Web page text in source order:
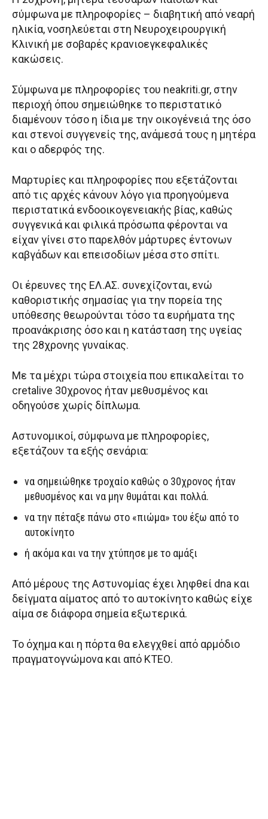
σύμφωνα με πληροφορίες – διαβητική από νεαρή
ηλικία, νοσηλεύεται στη Νευροχειρουργική
Κλινική με σοβαρές κρανιοεγκεφαλικές
κακώσεις.
Σύμφωνα με πληροφορίες του neakriti.gr, στην
περιοχή όπου σημειώθηκε το περιστατικό
διαμένουν τόσο η ίδια με την οικογένειά της όσο
και στενοί συγγενείς της, ανάμεσά τους η μητέρα
και ο αδερφός της.
Μαρτυρίες και πληροφορίες που εξετάζονται
από τις αρχές κάνουν λόγο για προηγούμενα
περιστατικά ενδοοικογενειακής βίας, καθώς
συγγενικά και φιλικά πρόσωπα φέρονται να
είχαν γίνει στο παρελθόν μάρτυρες έντονων
καβγάδων και επεισοδίων μέσα στο σπίτι.
Οι έρευνες της ΕΛ.ΑΣ. συνεχίζονται, ενώ
καθοριστικής σημασίας για την πορεία της
υπόθεσης θεωρούνται τόσο τα ευρήματα της
προανάκρισης όσο και η κατάσταση της υγείας
της 28χρονης γυναίκας.
Με τα μέχρι τώρα στοιχεία που επικαλείται το
cretalive 30χρονος ήταν μεθυσμένος και
οδηγούσε χωρίς δίπλωμα.
Αστυνομικοί, σύμφωνα με πληροφορίες,
εξετάζουν τα εξής σενάρια:
να σημειώθηκε τροχαίο καθώς ο 30χρονος ήταν
μεθυσμένος και να μην θυμάται και πολλά.
να την πέταξε πάνω στο «πιώμα» του έξω από το
αυτοκίνητο
ή ακόμα και να την χτύπησε με το αμάξι
Από μέρους της Αστυνομίας έχει ληφθεί dna και
δείγματα αίματος από το αυτοκίνητο καθώς είχε
αίμα σε διάφορα σημεία εξωτερικά.
Το όχημα και η πόρτα θα ελεγχθεί από αρμόδιο
πραγματογνώμονα και από ΚΤΕΟ.